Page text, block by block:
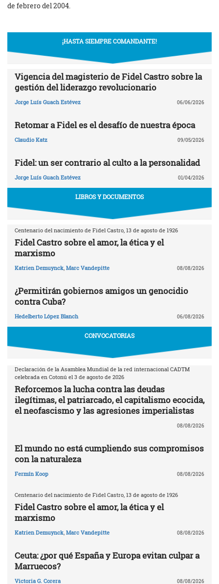
de febrero del 2004.
¡HASTA SIEMPRE COMANDANTE!
Vigencia del magisterio de Fidel Castro sobre la
gestión del liderazgo revolucionario
Jorge Luís Guach Estévez 06/06/2026
Retomar a Fidel es el desafío de nuestra época
Claudio Katz 09/05/2026
Fidel: un ser contrario al culto a la personalidad
Jorge Luís Guach Estévez 01/04/2026
LIBROS Y DOCUMENTOS
Centenario del nacimiento de Fidel Castro, 13 de agosto de 1926
Fidel Castro sobre el amor, la ética y el
marxismo
Katrien Demuynck, Marc Vandepitte 08/08/2026
¿Permitirán gobiernos amigos un genocidio
contra Cuba?
Hedelberto López Blanch 06/08/2026
CONVOCATORIAS
Declaración de la Asamblea Mundial de la red internacional CADTM
celebrada en Cotonú el 3 de agosto de 2026
Reforcemos la lucha contra las deudas
ilegítimas, el patriarcado, el capitalismo ecocida,
el neofascismo y las agresiones imperialistas
08/08/2026
El mundo no está cumpliendo sus compromisos
con la naturaleza
Fermín Koop 08/08/2026
Centenario del nacimiento de Fidel Castro, 13 de agosto de 1926
Fidel Castro sobre el amor, la ética y el
marxismo
Katrien Demuynck, Marc Vandepitte 08/08/2026
Ceuta: ¿por qué España y Europa evitan culpar a
Marruecos?
Victoria G. Corera 08/08/2026